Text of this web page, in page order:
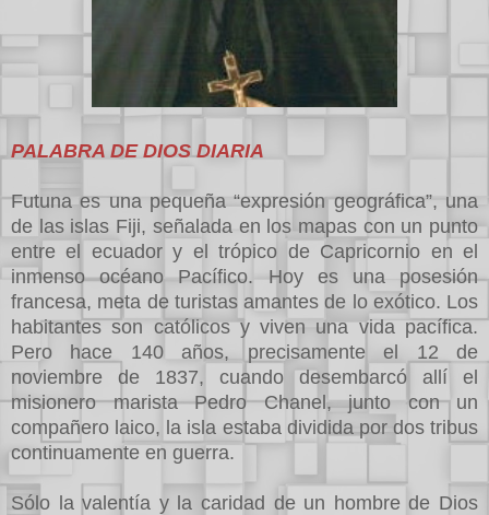
PALABRA DE DIOS DIARIA
Futuna es una pequeña “expresión geográfica”, una
de las islas Fiji, señalada en los mapas con un punto
entre el ecuador y el trópico de Capricornio en el
inmenso océano Pacífico. Hoy es una posesión
francesa, meta de turistas amantes de lo exótico. Los
habitantes son católicos y viven una vida pacífica.
Pero hace 140 años, precisamente el 12 de
noviembre de 1837, cuando desembarcó allí el
misionero marista Pedro Chanel, junto con un
compañero laico, la isla estaba dividida por dos tribus
continuamente en guerra.
Sólo la valentía y la caridad de un hombre de Dios